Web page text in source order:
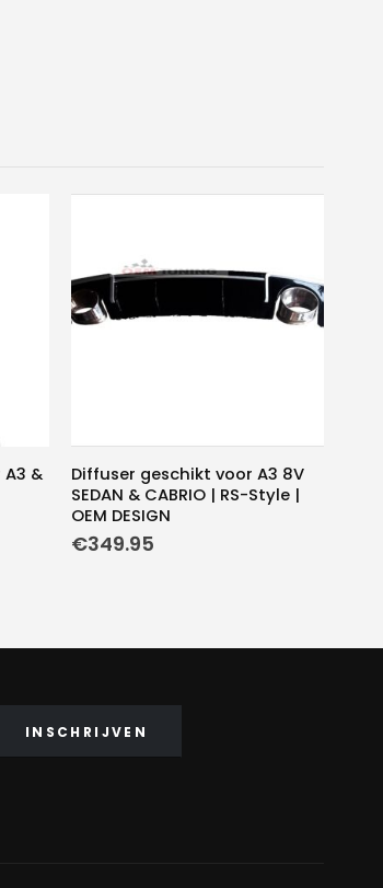
A3 &
Diffuser geschikt voor A3 8V
SEDAN & CABRIO | RS-Style |
OEM DESIGN
€349.95